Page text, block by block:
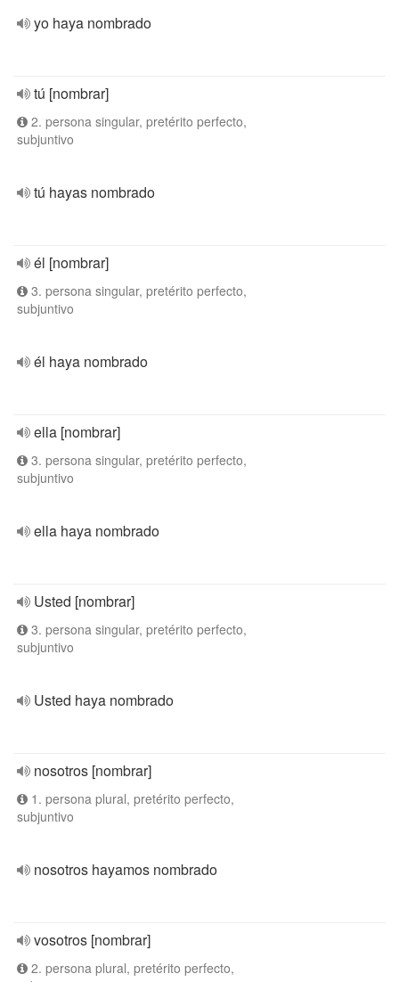
yo haya nombrado
tú [nombrar]
2. persona singular, pretérito perfecto,
subjuntivo
tú hayas nombrado
él [nombrar]
3. persona singular, pretérito perfecto,
subjuntivo
él haya nombrado
ella [nombrar]
3. persona singular, pretérito perfecto,
subjuntivo
ella haya nombrado
Usted [nombrar]
3. persona singular, pretérito perfecto,
subjuntivo
Usted haya nombrado
nosotros [nombrar]
1. persona plural, pretérito perfecto,
subjuntivo
nosotros hayamos nombrado
vosotros [nombrar]
2. persona plural, pretérito perfecto,